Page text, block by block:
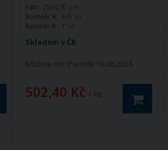
Skladem v ČR
Můžete mít: Pondělí 10.08.2026
502,40 Kč / ks
Filtr:
250/270 µm
Rozměr A:
3/4" in
Rozměr B:
1" in